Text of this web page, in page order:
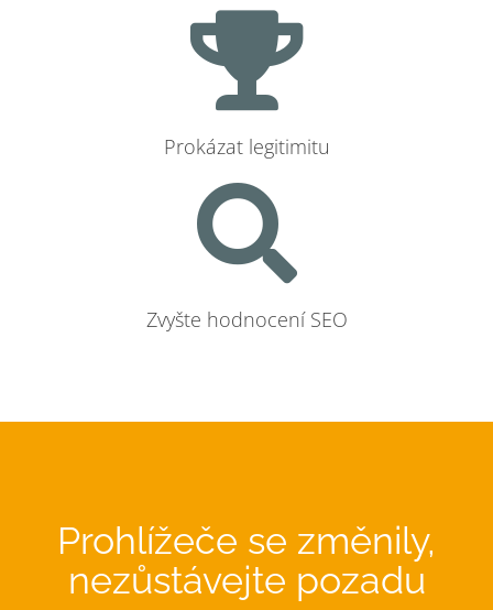
Prokázat legitimitu
Zvyšte hodnocení SEO
Prohlížeče se změnily,
nezůstávejte pozadu